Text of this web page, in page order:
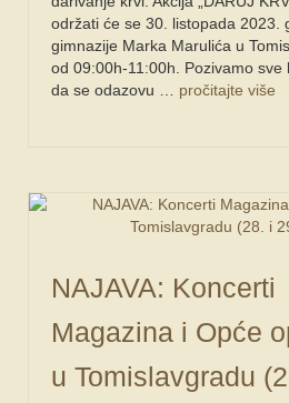
održati će se 30. listopada 2023.
gimnazije Marka Marulića u
od 09:00h-11:00h. Pozivamo sve
da se odazovu … pročitajte više
NAJAVA: Koncerti
Magazina i Opće
u Tomislavgradu